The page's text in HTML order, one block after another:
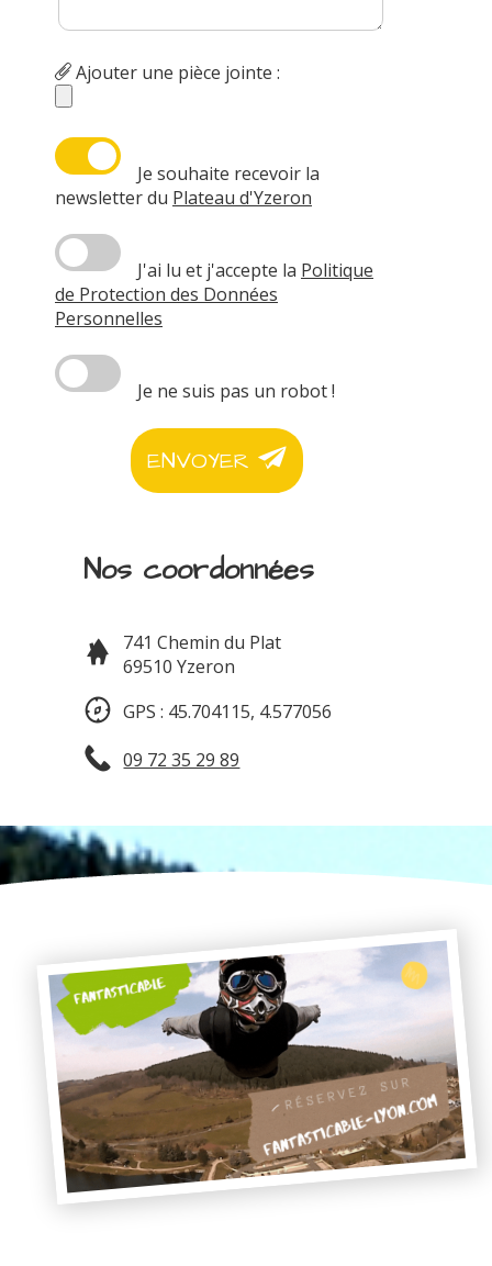
Ajouter une pièce jointe :
Je souhaite recevoir la
newsletter du Plateau d'Yzeron
J'ai lu et j'accepte la Politique
de Protection des Données
Personnelles
Je ne suis pas un robot !
ENVOYER
Nos coordonnées
741 Chemin du Plat
69510 Yzeron
GPS : 45.704115, 4.577056
09 72 35 29 89